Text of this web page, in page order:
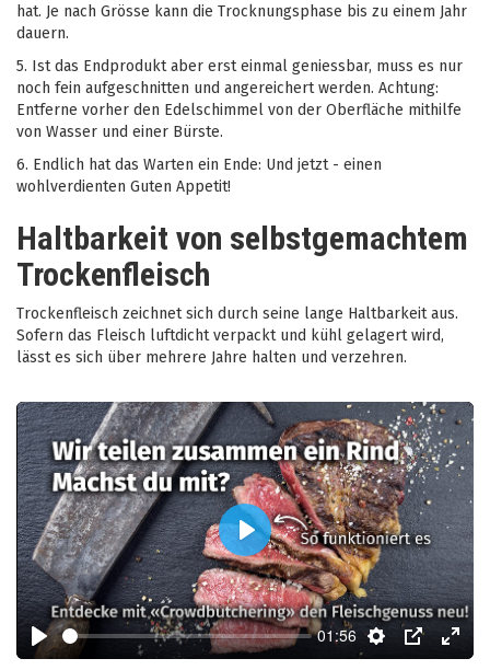
hat. Je nach Grösse kann die Trocknungsphase bis zu einem Jahr
dauern.
5. Ist das Endprodukt aber erst einmal geniessbar, muss es nur
noch fein aufgeschnitten und angereichert werden. Achtung:
Entferne vorher den Edelschimmel von der Oberfläche mithilfe
von Wasser und einer Bürste.
6. Endlich hat das Warten ein Ende: Und jetzt - einen
wohlverdienten Guten Appetit!
Haltbarkeit von selbstgemachtem
Trockenfleisch
Trockenfleisch zeichnet sich durch seine lange Haltbarkeit aus.
Sofern das Fleisch luftdicht verpackt und kühl gelagert wird,
lässt es sich über mehrere Jahre halten und verzehren.
Play
01:56
Settings
PIP Enter
Play